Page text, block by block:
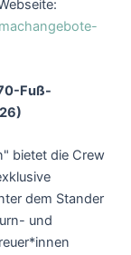
Fuß-
bietet die Crew
dem Stander
und